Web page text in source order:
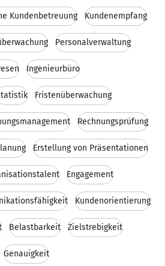
Kundenbetreuung Kundenempfang
Personalverwaltung
Ingenieurbüro
Fristenüberwachung
Rechnungsprüfung
Erstellung von Präsentationen
Engagement
Kundenorientierung
Belastbarkeit Zielstrebigkeit
Genauigkeit